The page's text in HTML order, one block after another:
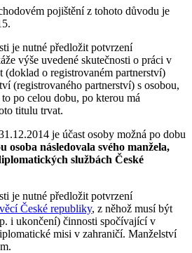
pojištění z tohoto důvodu je
je nutné předložit potvrzení
výše uvedené skutečnosti o práci v
(doklad o registrovaném partnerství)
(registrovaného partnerství) s osobou,
po celou dobu, po kterou má
titulu trvat.
je účast osoby možná po dobu
osoba následovala svého manžela,
službách České
je nutné předložit potvrzení
České republiky, z něhož musí být
i ukončení) činnosti spočívající v
misi v zahraničí. Manželství